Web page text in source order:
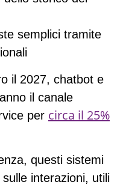
semplici tramite
il 2027, chatbot e
il canale
per circa il 25%
questi sistemi
interazioni, utili